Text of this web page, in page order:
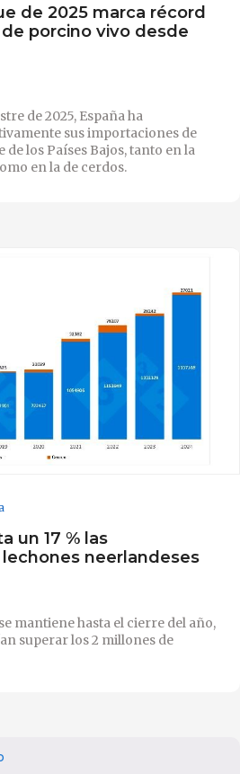
de 2025 marca récord
porcino vivo desde
de 2025, España ha
sus importaciones de
los Países Bajos, tanto en la
en la de cerdos.
un 17 % las
neerlandeses
mantiene hasta el cierre del año,
superar los 2 millones de